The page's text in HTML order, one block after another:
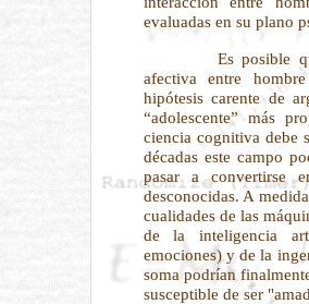
evaluadas en su plano
Es posible que
afectiva entre
hipótesis carente de
“adolescente” más
ciencia cognitiva debe
décadas este campo
pasar a convertirse
desconocidas. A
cualidades de las
de la inteligencia
emociones) y de la
soma podrían
susceptible de ser